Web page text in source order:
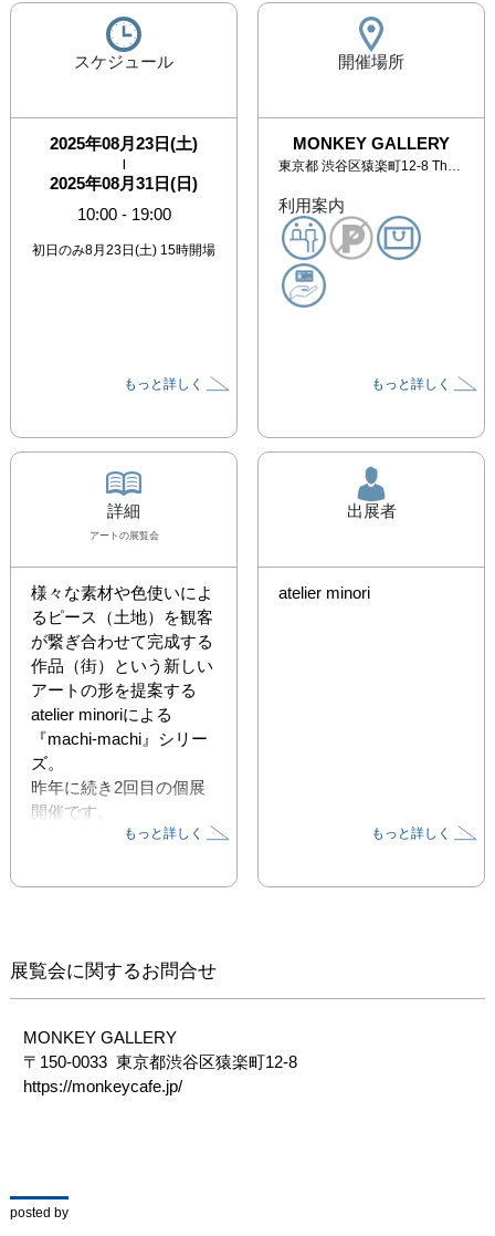
スケジュール
2025年08月23日(土)
|
2025年08月31日(日)
10:00- 19:00
初日のみ8月23日(土) 15時開場
もっと詳しく
開催場所
MONKEY GALLERY
東京都 渋谷区猿楽町12-8 The SOHO CORNER D.K.Y.1F
利用案内
もっと詳しく
詳細
アート の展覧会
様々な素材や色使いによ
るピース（土地）を観客
が繋ぎ合わせて完成する
作品（街）という新しい
アートの形を提案する
atelier minoriによる
『machi-machi』シリー
ズ。
昨年に続き2回目の個展
開催です。
テーマにした新作をはじ
ぜひアナタも自分の
「街」を作ってみません
ご来場お待ちしておりま
す。
私たちの暮らしの舞台と
もっと詳しく
出展者
atelier minori
もっと詳しく
展覧会に関するお問合せ
MONKEY GALLERY
〒150-0033  東京都渋谷区猿楽町12-8
https://monkeycafe.jp/
posted by